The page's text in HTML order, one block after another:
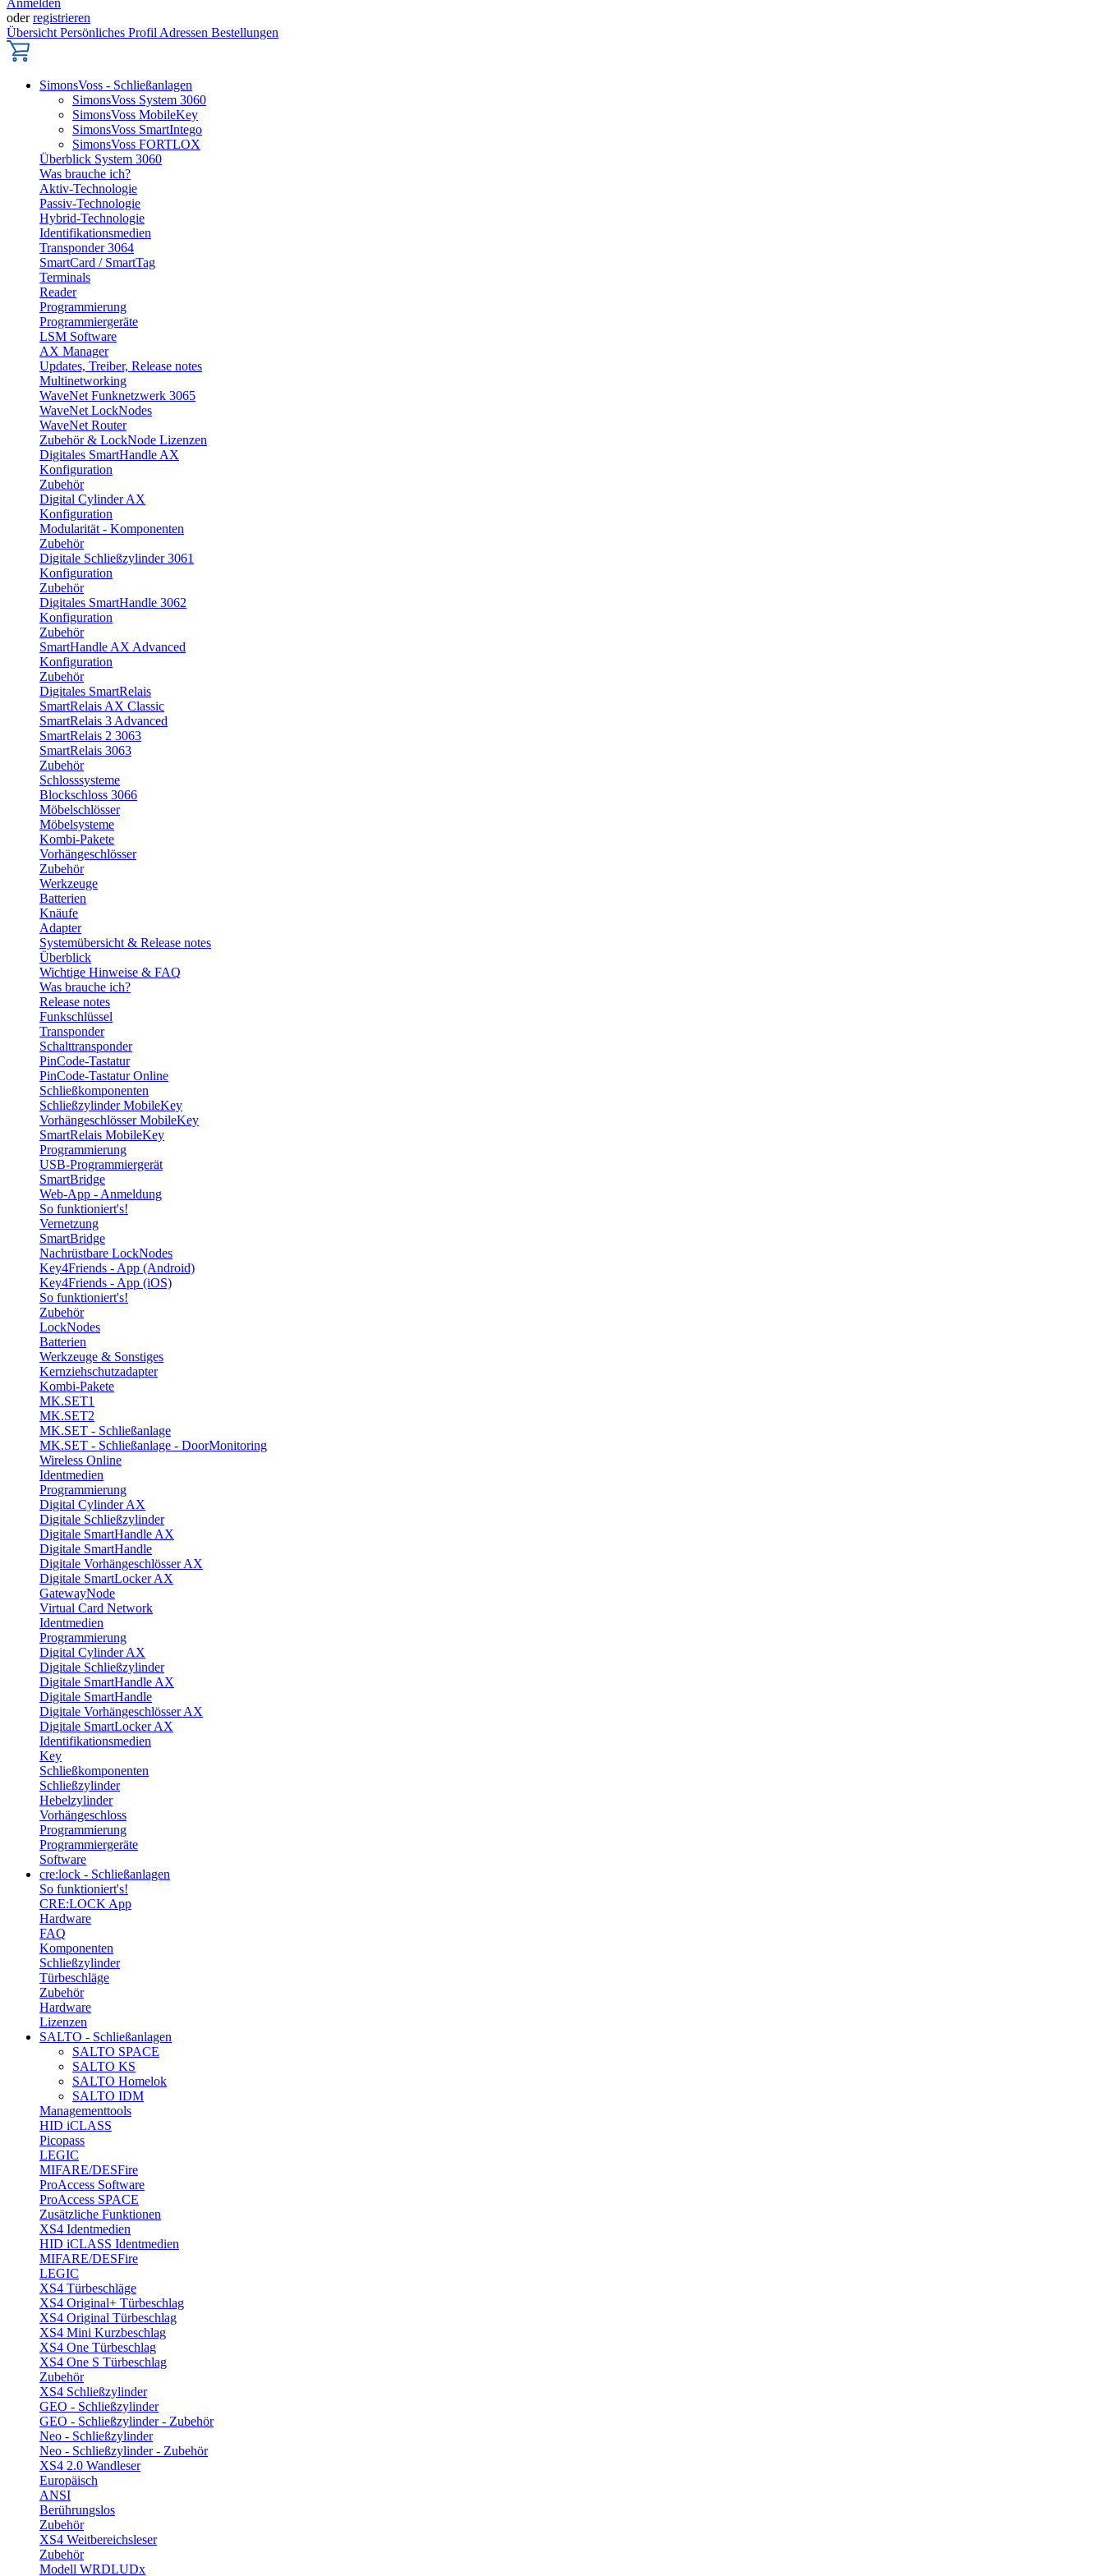
Anmelden
oderregistrieren
Übersicht Persönliches Profil Adressen Bestellungen
SimonsVoss - Schließanlagen
SimonsVoss System 3060
SimonsVoss MobileKey
SimonsVoss SmartIntego
SimonsVoss FORTLOX
Überblick System 3060
Was brauche ich?
Aktiv-Technologie
Passiv-Technologie
Hybrid-Technologie
Identifikationsmedien
Transponder 3064
SmartCard / SmartTag
Terminals
Reader
Programmierung
Programmiergeräte
LSM Software
AX Manager
Updates, Treiber, Release notes
Multinetworking
WaveNet Funknetzwerk 3065
WaveNet LockNodes
WaveNet Router
Zubehör & LockNode Lizenzen
Digitales SmartHandle AX
Konfiguration
Zubehör
Digital Cylinder AX
Konfiguration
Modularität - Komponenten
Zubehör
Digitale Schließzylinder 3061
Konfiguration
Zubehör
Digitales SmartHandle 3062
Konfiguration
Zubehör
SmartHandle AX Advanced
Konfiguration
Zubehör
Digitales SmartRelais
SmartRelais AX Classic
SmartRelais 3 Advanced
SmartRelais 2 3063
SmartRelais 3063
Zubehör
Schlosssysteme
Blockschloss 3066
Möbelschlösser
Möbelsysteme
Kombi-Pakete
Vorhängeschlösser
Zubehör
Werkzeuge
Batterien
Knäufe
Adapter
Systemübersicht & Release notes
Überblick
Wichtige Hinweise & FAQ
Was brauche ich?
Release notes
Funkschlüssel
Transponder
Schalttransponder
PinCode-Tastatur
PinCode-Tastatur Online
Schließkomponenten
Schließzylinder MobileKey
Vorhängeschlösser MobileKey
SmartRelais MobileKey
Programmierung
USB-Programmiergerät
SmartBridge
Web-App - Anmeldung
So funktioniert's!
Vernetzung
SmartBridge
Nachrüstbare LockNodes
Key4Friends - App (Android)
Key4Friends - App (iOS)
So funktioniert's!
Zubehör
LockNodes
Batterien
Werkzeuge & Sonstiges
Kernziehschutzadapter
Kombi-Pakete
MK.SET1
MK.SET2
MK.SET - Schließanlage
MK.SET - Schließanlage - DoorMonitoring
Wireless Online
Identmedien
Programmierung
Digital Cylinder AX
Digitale Schließzylinder
Digitale SmartHandle AX
Digitale SmartHandle
Digitale Vorhängeschlösser AX
Digitale SmartLocker AX
GatewayNode
Virtual Card Network
Identmedien
Programmierung
Digital Cylinder AX
Digitale Schließzylinder
Digitale SmartHandle AX
Digitale SmartHandle
Digitale Vorhängeschlösser AX
Digitale SmartLocker AX
Identifikationsmedien
Key
Schließkomponenten
Schließzylinder
Hebelzylinder
Vorhängeschloss
Programmierung
Programmiergeräte
Software
cre:lock - Schließanlagen
So funktioniert's!
CRE:LOCK App
Hardware
FAQ
Komponenten
Schließzylinder
Türbeschläge
Zubehör
Hardware
Lizenzen
SALTO - Schließanlagen
SALTO SPACE
SALTO KS
SALTO Homelok
SALTO IDM
Managementtools
HID iCLASS
Picopass
LEGIC
MIFARE/DESFire
ProAccess Software
ProAccess SPACE
Zusätzliche Funktionen
XS4 Identmedien
HID iCLASS Identmedien
MIFARE/DESFire
LEGIC
XS4 Türbeschläge
XS4 Original+ Türbeschlag
XS4 Original Türbeschlag
XS4 Mini Kurzbeschlag
XS4 One Türbeschlag
XS4 One S Türbeschlag
Zubehör
XS4 Schließzylinder
GEO - Schließzylinder
GEO - Schließzylinder - Zubehör
Neo - Schließzylinder
Neo - Schließzylinder - Zubehör
XS4 2.0 Wandleser
Europäisch
ANSI
Berührungslos
Zubehör
XS4 Weitbereichsleser
Zubehör
Modell WRDLUDx